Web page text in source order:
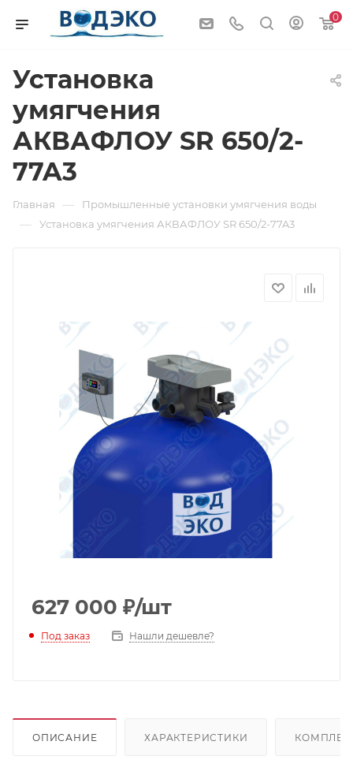
0
Установка
умягчения
АКВАФЛОУ SR 650/2-
77A3
Главная — Промышленные установки умягчения воды
— Установка умягчения АКВАФЛОУ SR 650/2-77A3
627 000 ₽/шт
Под заказ Нашли дешевле?
ОПИСАНИЕ ХАРАКТЕРИСТИКИ